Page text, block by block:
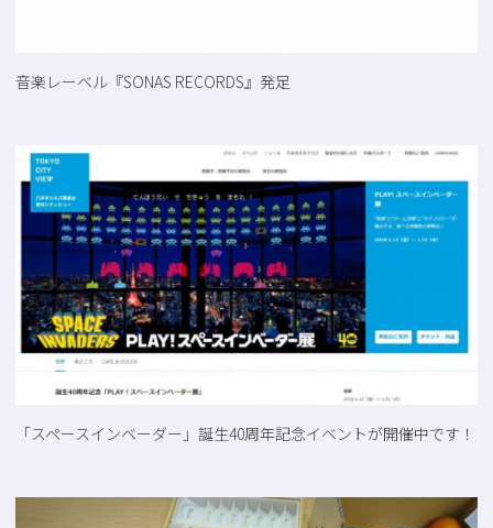
音楽レーベル『SONAS RECORDS』発足
「スペースインベーダー」誕生40周年記念イベントが開催中です！